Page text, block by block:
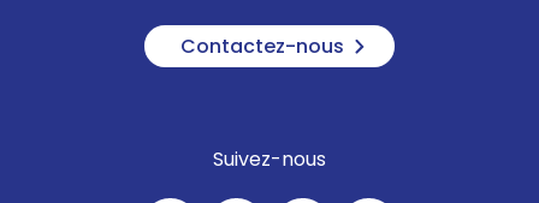
Contactez-nous
Suivez-nous